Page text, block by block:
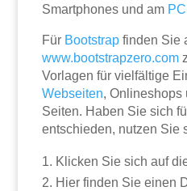
Smartphones und am PC
Für Bootstrap finden Sie
www.bootstrapzero.com
Vorlagen für vielfältige
Webseiten, Onlineshops
Seiten. Haben Sie sich
entschieden, nutzen Sie
Klicken Sie sich auf
Hier finden Sie einen